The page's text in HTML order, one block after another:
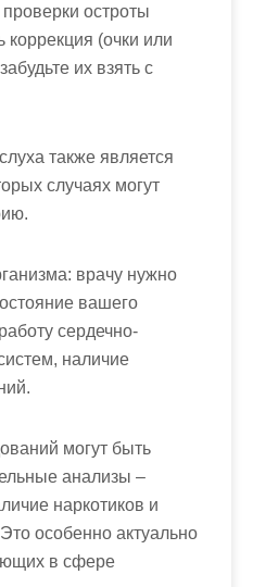
остроты
коррекция (очки или
их взять с
также является
случаях могут
врачу нужно
вашего
сердечно-
наличие
могут быть
анализы –
наркотиков и
особенно актуально
в сфере